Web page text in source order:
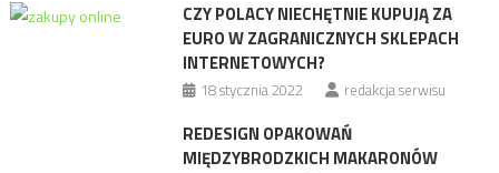
CZY POLACY NIECHĘTNIE KUPUJĄ ZA
EURO W ZAGRANICZNYCH SKLEPACH
INTERNETOWYCH?
18 stycznia 2022 redakcja serwisu
REDESIGN OPAKOWAŃ
MIĘDZYBRODZKICH MAKARONÓW